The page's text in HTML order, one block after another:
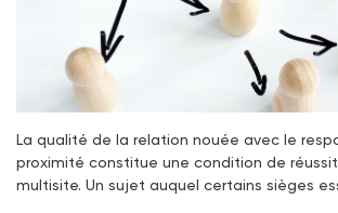
La qualité de la relation nouée avec le
proximité constitue une condition de
multisite. Un sujet auquel certains sièges